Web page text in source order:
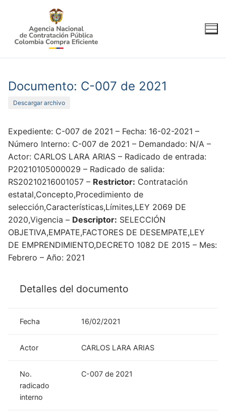
contenido
Documento: C-007 de 2021
Descargar archivo
Expediente: C-007 de 2021 – Fecha: 16-02-2021 –
Número Interno: C-007 de 2021 – Demandado: N/A –
Actor: CARLOS LARA ARIAS – Radicado de entrada:
P20210105000029 – Radicado de salida:
RS20210216001057 – Restrictor: Contratación
estatal,Concepto,Procedimiento de
selección,Características,Límites,LEY 2069 DE
2020,Vigencia – Descriptor: SELECCIÓN
OBJETIVA,EMPATE,FACTORES DE DESEMPATE,LEY
DE EMPRENDIMIENTO,DECRETO 1082 DE 2015 – Mes:
Febrero – Año: 2021
Detalles del documento
Fecha 16/02/2021
Actor CARLOS LARA ARIAS
No.
radicado
interno
C-007 de 2021